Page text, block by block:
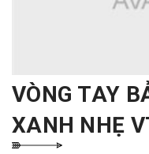
VÒNG TAY
XANH NHẸ